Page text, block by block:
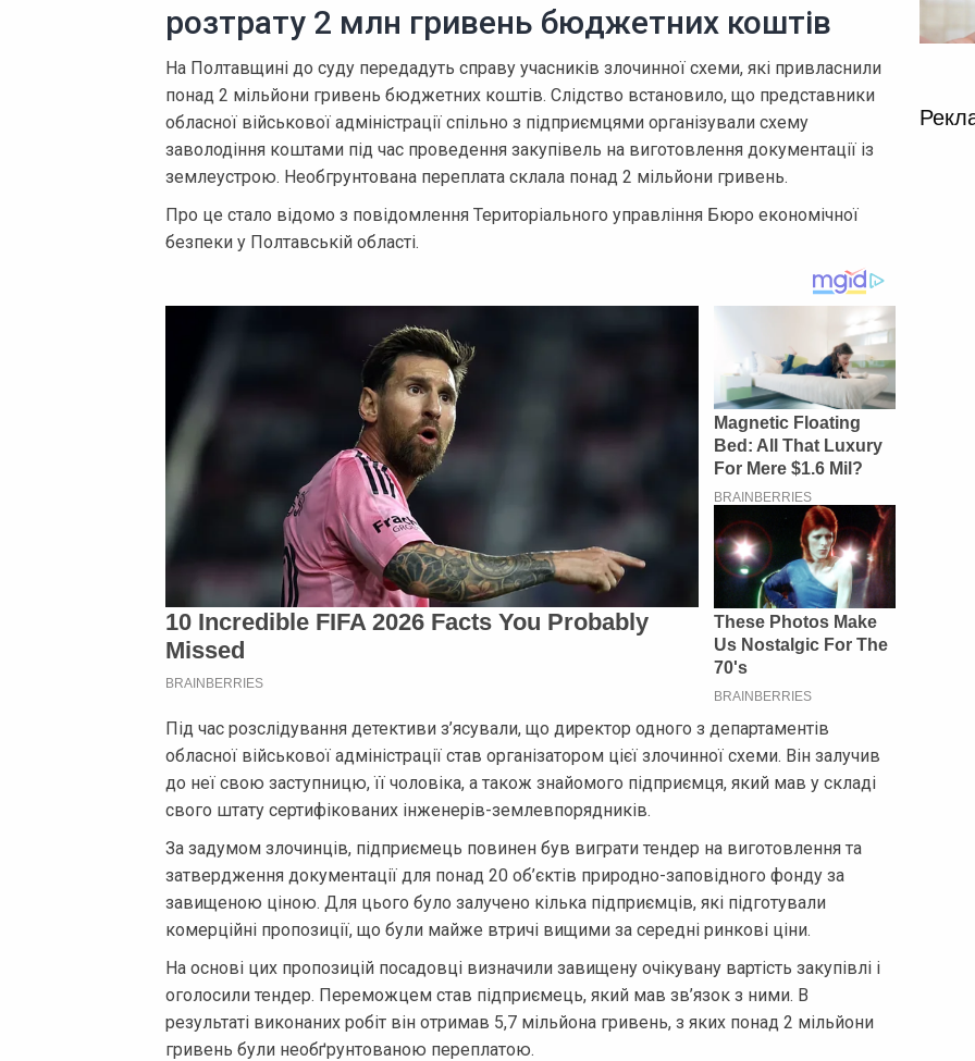
розтрату 2 млн гривень бюджетних коштів
На Полтавщині до суду передадуть справу учасників злочинної схеми, які привласнили
понад 2 мільйони гривень бюджетних коштів. Слідство встановило, що представники
обласної військової адміністрації спільно з підприємцями організували схему
заволодіння коштами під час проведення закупівель на виготовлення документації із
землеустрою. Необгрунтована переплата склала понад 2 мільйони гривень.
Про це стало відомо з повідомлення Територіального управління Бюро економічної
безпеки у Полтавській області.
Під час розслідування детективи з’ясували, що директор одного з департаментів
обласної військової адміністрації став організатором цієї злочинної схеми. Він залучив
до неї свою заступницю, її чоловіка, а також знайомого підприємця, який мав у складі
свого штату сертифікованих інженерів-землевпорядників.
За задумом злочинців, підприємець повинен був виграти тендер на виготовлення та
затвердження документації для понад 20 об’єктів природно-заповідного фонду за
завищеною ціною. Для цього було залучено кілька підприємців, які підготували
комерційні пропозиції, що були майже втричі вищими за середні ринкові ціни.
На основі цих пропозицій посадовці визначили завищену очікувану вартість закупівлі і
оголосили тендер. Переможцем став підприємець, який мав зв’язок з ними. В
результаті виконаних робіт він отримав 5,7 мільйона гривень, з яких понад 2 мільйони
гривень були необґрунтованою переплатою.